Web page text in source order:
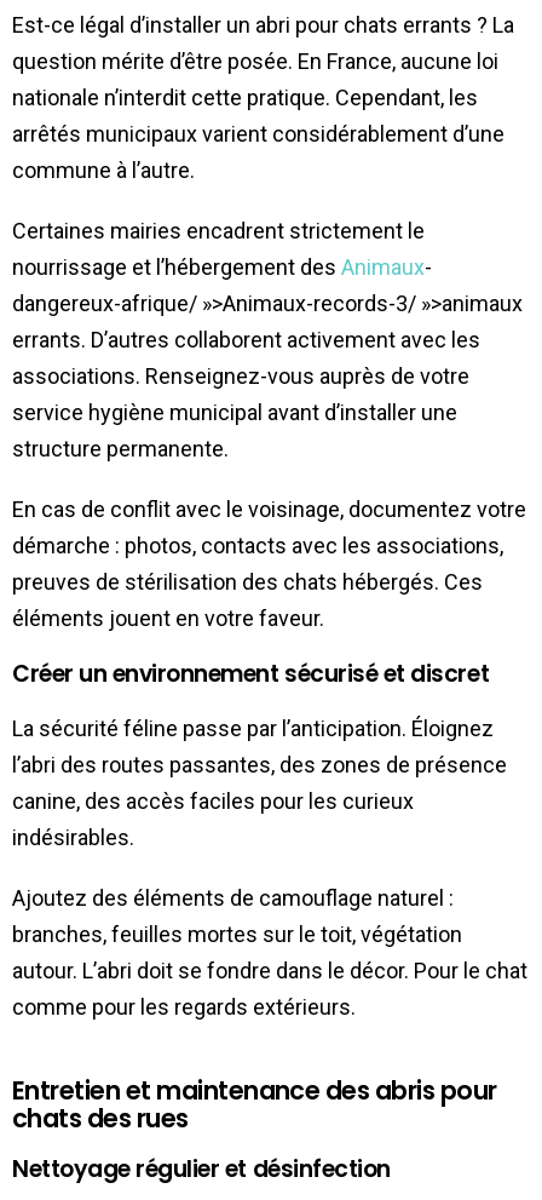
Est-ce légal d’installer un abri pour chats errants ? La
question mérite d’être posée. En France, aucune loi
nationale n’interdit cette pratique. Cependant, les
arrêtés municipaux varient considérablement d’une
commune à l’autre.
Certaines mairies encadrent strictement le
nourrissage et l’hébergement des Animaux-
dangereux-afrique/ »>Animaux-records-3/ »>animaux
errants. D’autres collaborent activement avec les
associations. Renseignez-vous auprès de votre
service hygiène municipal avant d’installer une
structure permanente.
En cas de conflit avec le voisinage, documentez votre
démarche : photos, contacts avec les associations,
preuves de stérilisation des chats hébergés. Ces
éléments jouent en votre faveur.
Créer un environnement sécurisé et discret
La sécurité féline passe par l’anticipation. Éloignez
l’abri des routes passantes, des zones de présence
canine, des accès faciles pour les curieux
indésirables.
Ajoutez des éléments de camouflage naturel :
branches, feuilles mortes sur le toit, végétation
autour. L’abri doit se fondre dans le décor. Pour le chat
comme pour les regards extérieurs.
Entretien et maintenance des abris pour
chats des rues
Nettoyage régulier et désinfection